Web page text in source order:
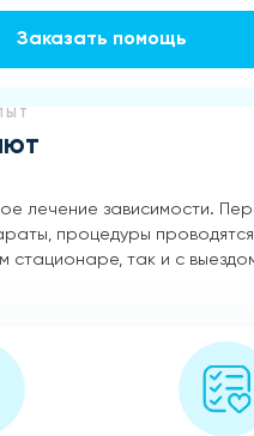
Заказать помощь
лечение зависимости.
процедуры проводятся
стационаре, так и с